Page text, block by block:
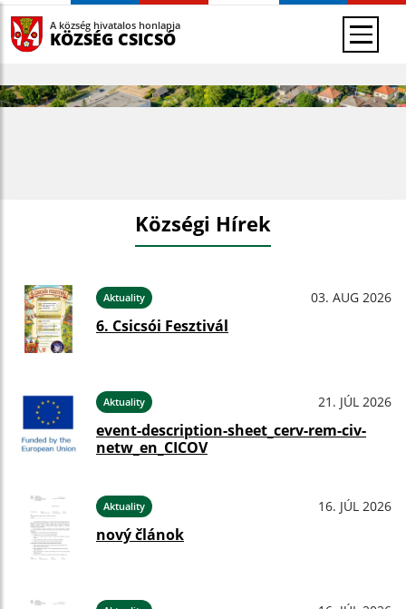
A község hivatalos honlapja
KÖZSÉG CSICSÓ
Községi Hírek
Aktuality 03. AUG 2026
6. Csicsói Fesztivál
Aktuality 21. JÚL 2026
event-description-sheet_cerv-rem-civ-
netw_en_CICOV
Aktuality 16. JÚL 2026
nový článok